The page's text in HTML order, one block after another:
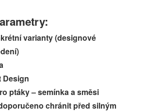
varianty (designové
Design
ptáky – semínka a směsi
chránit před silným